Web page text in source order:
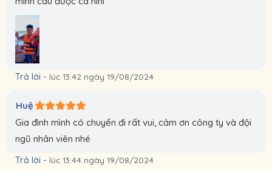
Trả lời - lúc 13:42 ngày 19/08/2024
Huệ
Gia đình mình có chuyến đi rất vui, cảm ơn công ty và đội
ngũ nhân viên nhé
Trả lời - lúc 13:44 ngày 19/08/2024